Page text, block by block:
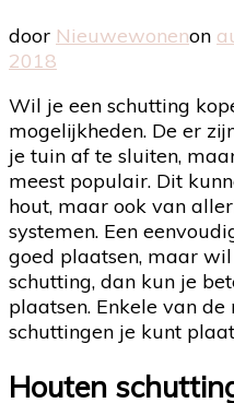
door Nieuwewonenon
2018
Wil je een schutting
mogelijkheden. De er
je tuin af te sluiten,
meest populair. Dit
hout, maar ook van
systemen. Een
goed plaatsen, maar
schutting, dan kun je
plaatsen. Enkele van
schuttingen je kunt
Houten